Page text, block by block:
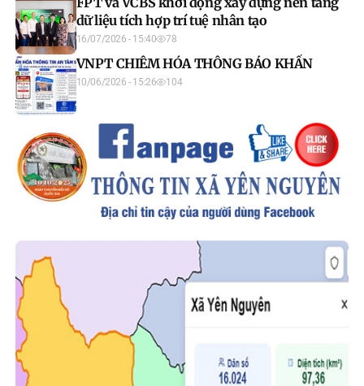
dữ liệu tích hợp trí tuệ nhân tạo
16/07/2026 - 15:40 78
VNPT CHIÊM HÓA THÔNG BÁO KHẨN
10/06/2026 - 15:26 104